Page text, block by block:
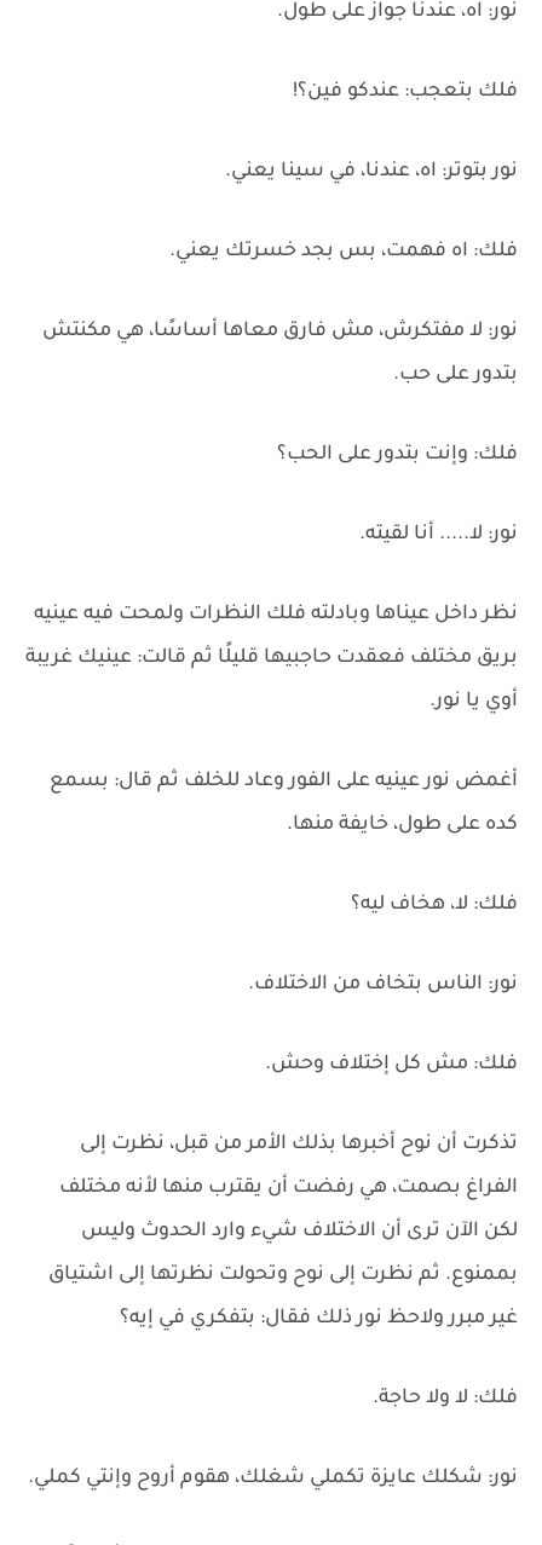
نور: اه، عندنا جواز على طول.
فلك بتعجب: عندكو فين؟!
نور بتوتر: اه، عندنا، في سينا يعني.
فلك: اه فهمت، بس بجد خسرتك يعني.
نور: لا مفتكرش، مش فارق معاها أساسًا، هي مكنتش
بتدور على حب.
فلك: وإنت بتدور على الحب؟
نور: لا..... أنا لقيته.
نظر داخل عيناها وبادلته فلك النظرات ولمحت فيه عينيه
بريق مختلف فعقدت حاجبيها قليلًا ثم قالت: عينيك غريبة
أوي يا نور.
أغمض نور عينيه على الفور وعاد للخلف ثم قال: بسمع
كده على طول، خايفة منها.
فلك: لا، هخاف ليه؟
نور: الناس بتخاف من الاختلاف.
فلك: مش كل إختلاف وحش.
تذكرت أن نوح أخبرها بذلك الأمر من قبل، نظرت إلى
الفراغ بصمت، هي رفضت أن يقترب منها لأنه مختلف
لكن الآن ترى أن الاختلاف شيء وارد الحدوث وليس
بممنوع. ثم نظرت إلى نوح وتحولت نظرتها إلى اشتياق
غير مبرر ولاحظ نور ذلك فقال: بتفكري في إيه؟
فلك: لا ولا حاجة.
نور: شكلك عايزة تكملي شغلك، هقوم أروح وإنتي كملي.